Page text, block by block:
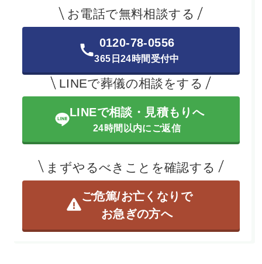
お電話で無料相談する
0120-78-0556
365日24時間受付中
LINEで葬儀の相談をする
LINEで相談・見積もりへ
24時間以内にご返信
まずやるべきことを確認する
ご危篤/お亡くなりで
お急ぎの方へ